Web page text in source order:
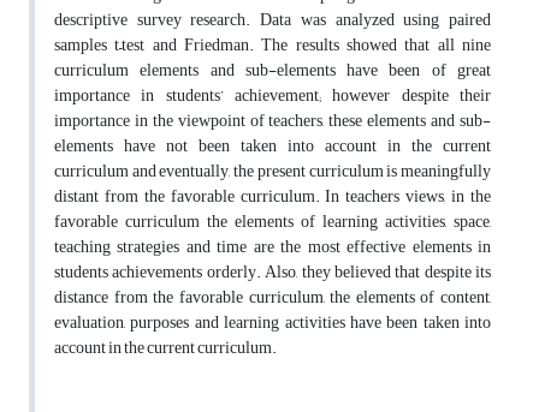
descriptive survey research. Data was analyzed using paired
samples t–test and Friedman. The results showed that all nine
curriculum elements and sub-elements have been of great
importance in students’ achievement; however despite their
importance in the viewpoint of teachers, these elements and sub-
elements have not been taken into account in the current
curriculum and eventually, the present curriculum is meaningfully
distant from the favorable curriculum. In teachers views, in the
favorable curriculum the elements of learning activities, space,
teaching strategies and time are the most effective elements in
students achievements orderly. Also, they believed that despite its
distance from the favorable curriculum, the elements of content,
evaluation, purposes and learning activities have been taken into
account in the current curriculum.